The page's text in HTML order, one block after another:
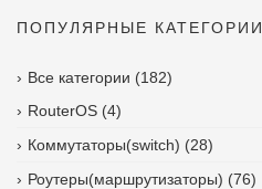
ПОПУЛЯРНЫЕ КАТЕГОРИИ
Все категории (182)
RouterOS (4)
Коммутаторы(switch) (28)
Роутеры(маршрутизаторы) (76)